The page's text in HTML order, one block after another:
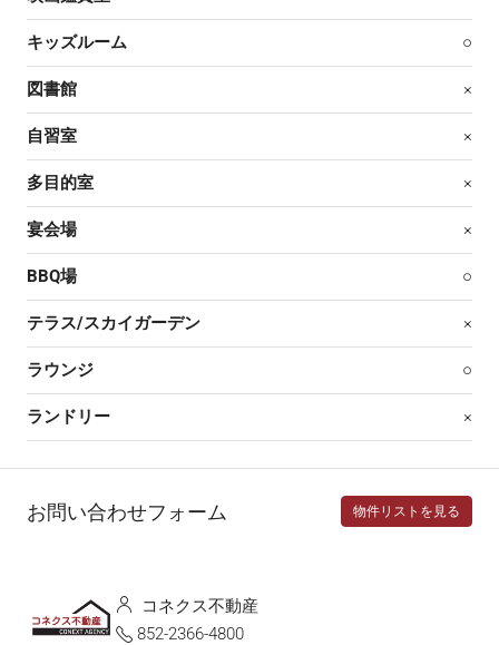
キッズルーム ○
図書館 ×
自習室 ×
多目的室 ×
宴会場 ×
BBQ場 ○
テラス/スカイガーデン ×
ラウンジ ○
ランドリー ×
お問い合わせフォーム 物件リストを見る
コネクス不動産
852-2366-4800